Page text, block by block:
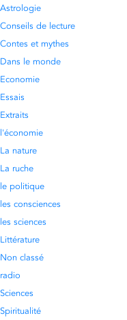
Astrologie
Conseils de lecture
Contes et mythes
Dans le monde
Economie
Essais
Extraits
l'économie
La nature
La ruche
le politique
les consciences
les sciences
Littérature
Non classé
radio
Sciences
Spiritualité